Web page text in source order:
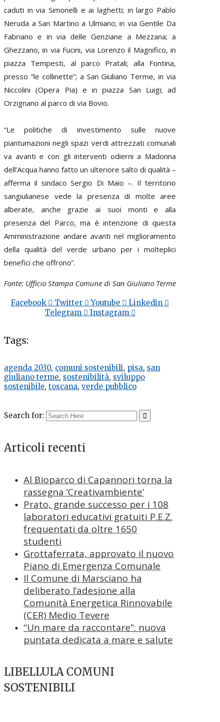
caduti in via Simonelli e ai laghetti; in largo Pablo
Neruda a San Martino a Ulmiano; in via Gentile Da
Fabriano e in via delle Genziane a Mezzana; a
Ghezzano, in via Fucini, via Lorenzo il Magnifico, in
piazza Tempesti, al parco Pratali; alla Fontina,
presso “le collinette”; a San Giuliano Terme, in via
Niccolini (Opera Pia) e in piazza San Luigi; ad
Orzignano al parco di via Bovio.
“Le politiche di investimento sulle nuove
piantumazioni negli spazi verdi attrezzati comunali
va avanti e con gli interventi odierni a Madonna
dell’Acqua hanno fatto un ulteriore salto di qualità –
afferma il sindaco Sergio Di Maio –. Il territorio
sangiulianese vede la presenza di molte aree
alberate, anche grazie ai suoi monti e alla
presenza del Parco, ma è intenzione di questa
Amministrazione andare avanti nel miglioramento
della qualità del verde urbano per i molteplici
benefici che offrono”.
Fonte: Ufficio Stampa Comune di San Giuliano Terme
Facebook Twitter Youtube
Linkedin
Telegram
Instagram
Tags:
agenda 2030, comuni sostenibili, pisa, san
giuliano terme, sostenibilità, sviluppo
sostenibile, toscana, verde pubblico
Search for:
Articoli recenti
Al Bioparco di Capannori torna la
rassegna ‘Creativambiente’
Prato, grande successo per i 108
laboratori educativi gratuiti P.E.Z.
frequentati da oltre 1650
studenti
Grottaferrata, approvato il nuovo
Piano di Emergenza Comunale
Il Comune di Marsciano ha
deliberato l’adesione alla
Comunità Energetica Rinnovabile
(CER) Medio Tevere
“Un mare da raccontare”: nuova
puntata dedicata a mare e salute
LIBELLULA COMUNI
SOSTENIBILI